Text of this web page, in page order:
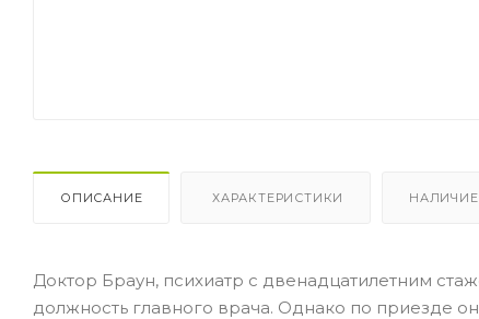
ОПИСАНИЕ ХАРАКТЕРИСТИКИ НАЛИЧИЕ
Доктор Браун, психиатр с двенадцатилетним
должность главного врача. Однако по приезде